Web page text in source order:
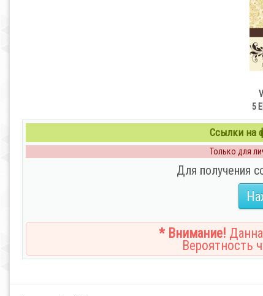
5
Ссылки на
Только для
Для получения
* Внимание!
Вероятность